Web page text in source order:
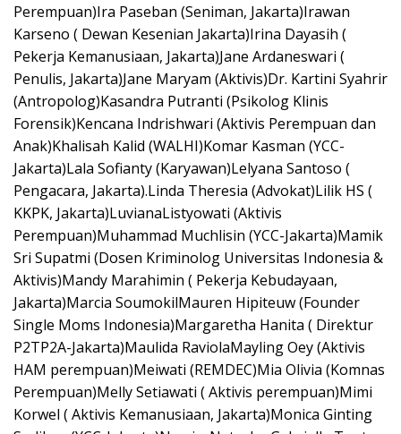
Perempuan)Ira Paseban (Seniman, Jakarta)Irawan
Karseno ( Dewan Kesenian Jakarta)Irina Dayasih (
Pekerja Kemanusiaan, Jakarta)Jane Ardaneswari (
Penulis, Jakarta)Jane Maryam (Aktivis)Dr. Kartini Syahrir
(Antropolog)Kasandra Putranti (Psikolog Klinis
Forensik)Kencana Indrishwari (Aktivis Perempuan dan
Anak)Khalisah Kalid (WALHI)Komar Kasman (YCC-
Jakarta)Lala Sofianty (Karyawan)Lelyana Santoso (
Pengacara, Jakarta).Linda Theresia (Advokat)Lilik HS (
KKPK, Jakarta)LuvianaListyowati (Aktivis
Perempuan)Muhammad Muchlisin (YCC-Jakarta)Mamik
Sri Supatmi (Dosen Kriminolog Universitas Indonesia &
Aktivis)Mandy Marahimin ( Pekerja Kebudayaan,
Jakarta)Marcia SoumokilMauren Hipiteuw (Founder
Single Moms Indonesia)Margaretha Hanita ( Direktur
P2TP2A-Jakarta)Maulida RaviolaMayling Oey (Aktivis
HAM perempuan)Meiwati (REMDEC)Mia Olivia (Komnas
Perempuan)Melly Setiawati ( Aktivis perempuan)Mimi
Korwel ( Aktivis Kemanusiaan, Jakarta)Monica Ginting